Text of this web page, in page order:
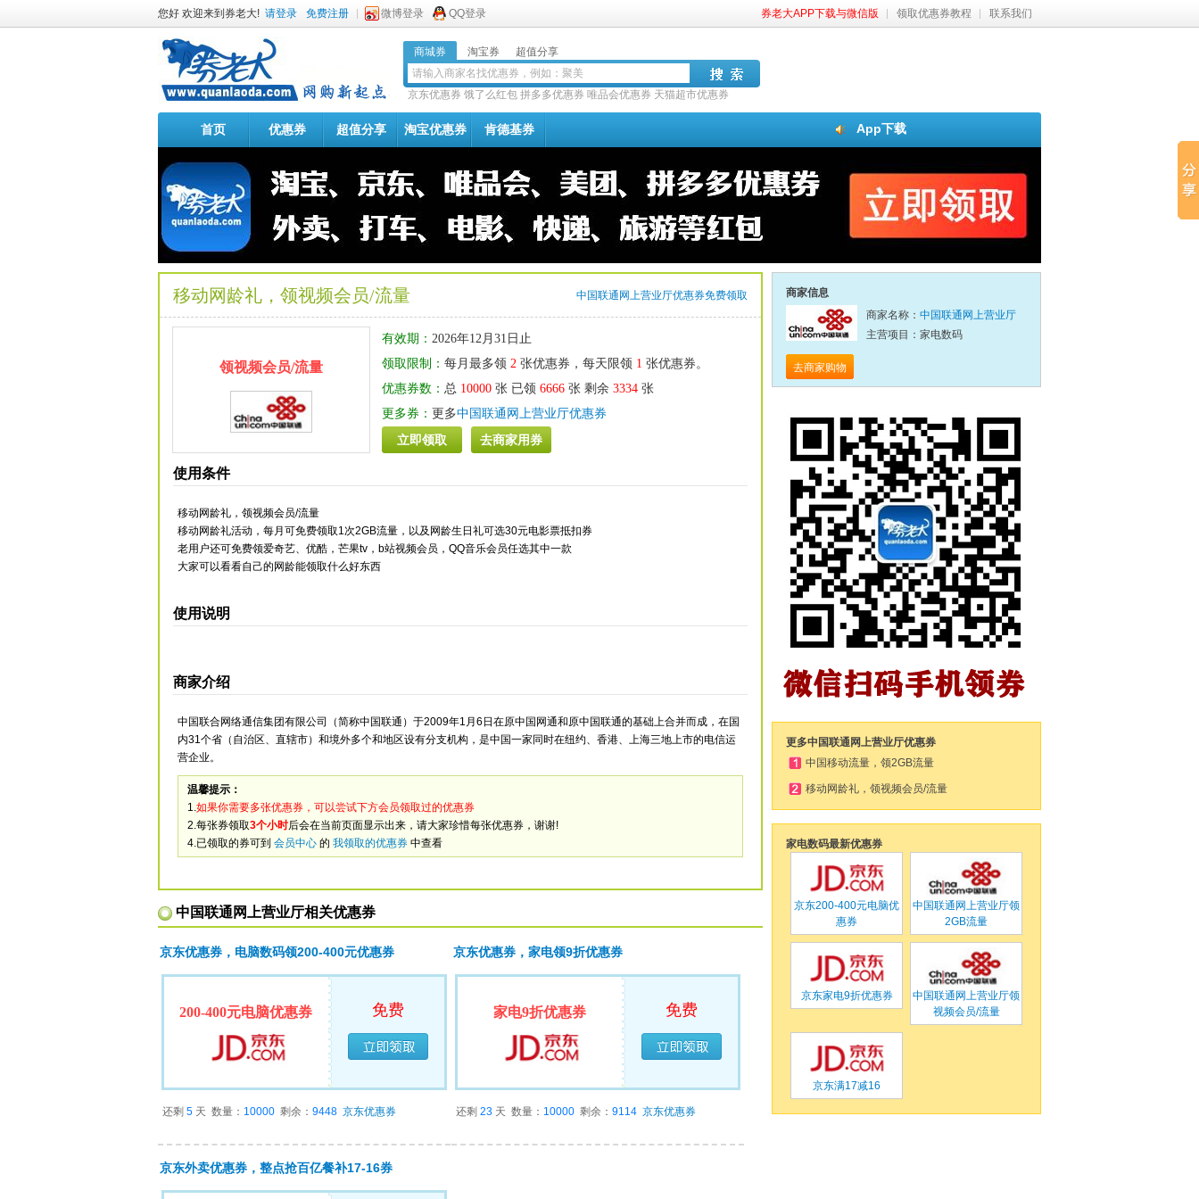
您好 欢迎来到券老大! 请登录 免费注册 微博登录 QQ登录 券老大APP下载与微信版 领取优惠券教程 联系我们
商城券 淘宝券 超值分享
京东优惠券 饿了么红包 拼多多优惠券 唯品会优惠券 天猫超市优惠券
App下载
首页 优惠券 超值分享 淘宝优惠券 肯德基券
中国联通网上营业厅优惠券免费领取
移动网龄礼，领视频会员/流量
领视频会员/流量
有效期： 2026年12月31日止
领取限制： 每月最多领 2 张优惠券，每天限领 1 张优惠券。
优惠券数： 总 10000 张 已领 6666 张 剩余 3334 张
更多券： 更多中国联通网上营业厅优惠券
立即领取 去商家用券
使用条件
移动网龄礼，领视频会员/流量
移动网龄礼活动，每月可免费领取1次2GB流量，以及网龄生日礼可选30元电影票抵扣券
老用户还可免费领爱奇艺、优酷，芒果tv，b站视频会员，QQ音乐会员任选其中一款
大家可以看看自己的网龄能领取什么好东西
使用说明
商家介绍
中国联合网络通信集团有限公司（简称中国联通）于2009年1月6日在原中国网通和原中国联通的基础上合并而成，在国
内31个省（自治区、直辖市）和境外多个和地区设有分支机构，是中国一家同时在纽约、香港、上海三地上市的电信运
营企业。
温馨提示：
1.如果你需要多张优惠券，可以尝试下方会员领取过的优惠券
2.每张券领取3个小时后会在当前页面显示出来，请大家珍惜每张优惠券，谢谢!
4.已领取的券可到 会员中心 的 我领取的优惠券 中查看
中国联通网上营业厅相关优惠券
京东优惠券，电脑数码领200-400元优惠券
200-400元电脑优惠券 免费
已经领完
还剩 5 天 数量： 10000 剩余： 9448 京东优惠券
京东优惠券，家电领9折优惠券
家电9折优惠券 免费
已经领完
还剩 23 天 数量： 10000 剩余： 9114 京东优惠券
京东外卖优惠券，整点抢百亿餐补17-16券
商家信息
商家名称： 中国联通网上营业厅
主营项目：家电数码
去商家购物
更多中国联通网上营业厅优惠券
中国移动流量，领2GB流量
移动网龄礼，领视频会员/流量
家电数码最新优惠券
京东200-400元电脑优
惠券
中国联通网上营业厅领
2GB流量
京东家电9折优惠券 中国联通网上营业厅领
视频会员/流量
京东满17减16